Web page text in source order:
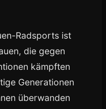
Radsports ist
die gegen
kämpften
Generationen
überwanden